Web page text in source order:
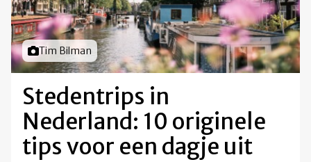
Foto door
Tim Bilman
Stedentrips in
Nederland: 10 originele
tips voor een dagje uit